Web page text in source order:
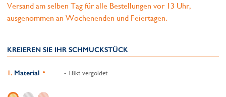
Versand am selben Tag für alle Bestellungen vor 13 Uhr,
ausgenommen an Wochenenden und Feiertagen.
KREIEREN SIE IHR SCHMUCKSTÜCK
Material - 18kt vergoldet